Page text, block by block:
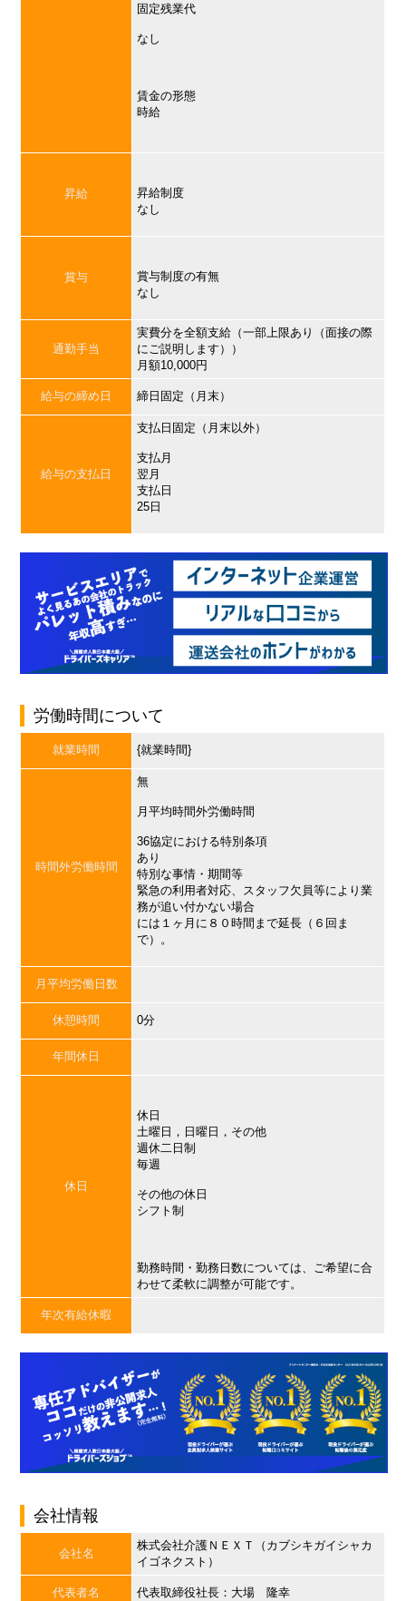
固定残業代
なし
賃金の形態
時給
昇給
昇給制度
なし
賞与
賞与制度の有無
なし
通勤手当
実費分を全額支給（一部上限あり（面接の際
にご説明します））
月額10,000円
給与の締め日 締日固定（月末）
給与の支払日
支払日固定（月末以外）
支払月
翌月
支払日
25日
労働時間について
就業時間 {就業時間}
時間外労働時間
無
月平均時間外労働時間
36協定における特別条項
あり
特別な事情・期間等
緊急の利用者対応、スタッフ欠員等により業
務が追い付かない場合
には１ヶ月に８０時間まで延長（６回ま
で）。
月平均労働日数
休憩時間 0分
年間休日
休日
休日
土曜日，日曜日，その他
週休二日制
毎週
その他の休日
シフト制
勤務時間・勤務日数については、ご希望に合
わせて柔軟に調整が可能です。
年次有給休暇
会社情報
会社名
株式会社介護ＮＥＸＴ（カブシキガイシャカ
イゴネクスト）
代表者名 代表取締役社長：大場 隆幸